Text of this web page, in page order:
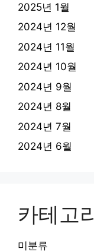
2025년 1월
2024년 12월
2024년 11월
2024년 10월
2024년 9월
2024년 8월
2024년 7월
2024년 6월
카테고
미분류